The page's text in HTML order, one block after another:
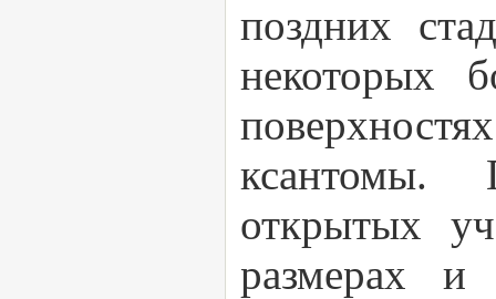
поздних
некоторых
ксантомы.
открытых
размерах и